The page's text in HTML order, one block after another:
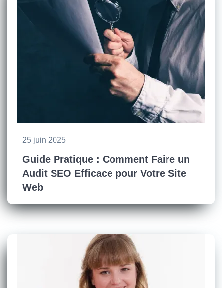
25 juin 2025
Guide Pratique : Comment Faire un
Audit SEO Efficace pour Votre Site
Web